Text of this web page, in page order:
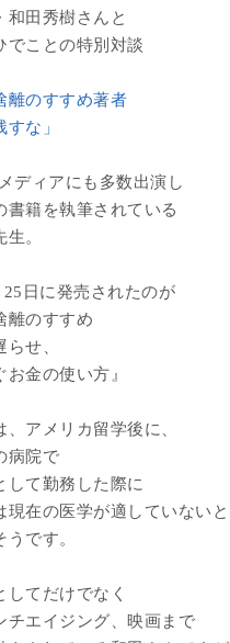
和田秀樹さんと
でことの特別対談
離のすすめ著者
な」
ディアにも多数出演し
書籍を執筆されている
。
25日に発売されたのが
離のすすめ
せ、
お金の使い方』
、アメリカ留学後に、
病院で
して勤務した際に
現在の医学が適していないと
です。
してだけでなく
チエイジング、映画まで